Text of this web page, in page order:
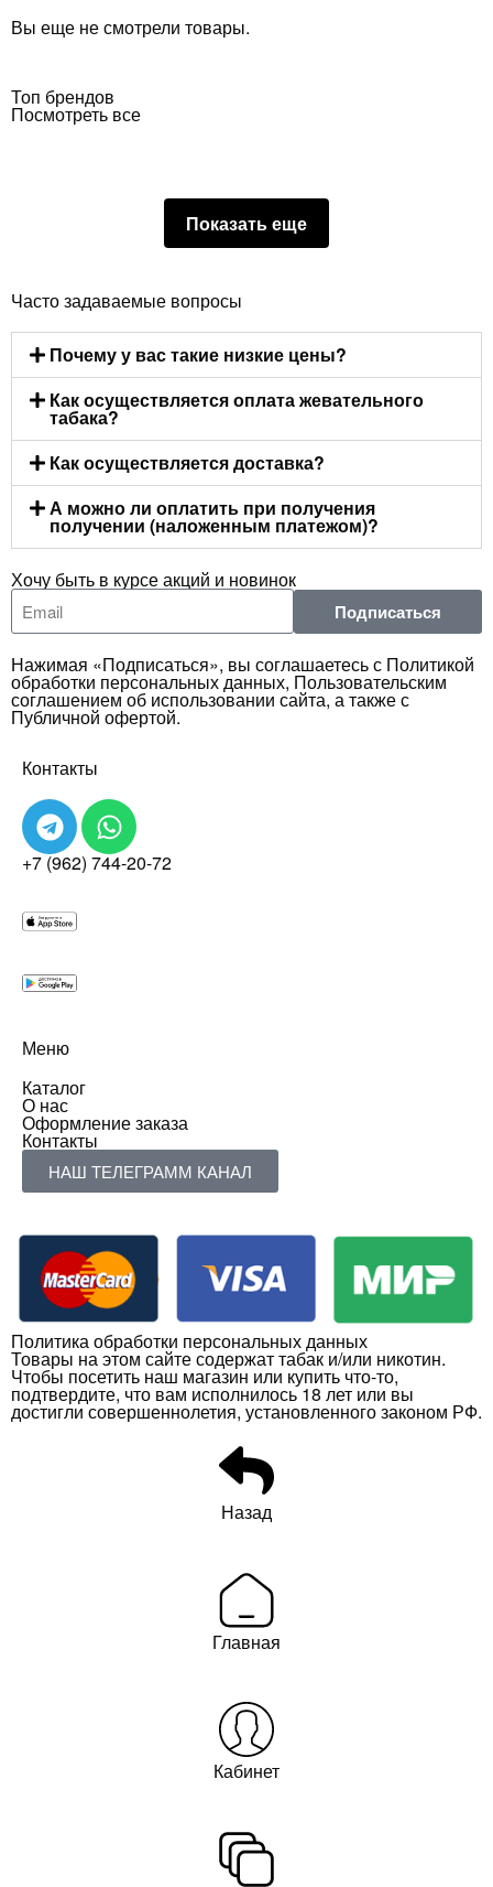
Вы еще не смотрели товары.
Топ брендов
Посмотреть все
Показать еще
Часто задаваемые вопросы
Почему у вас такие низкие цены?
Как осуществляется оплата жевательного
табака?
Как осуществляется доставка?
А можно ли оплатить при получения
получении (наложенным платежом)?
Хочу быть в курсе акций и новинок
Подписаться
Нажимая «Подписаться», вы соглашаетесь с Политикой
обработки персональных данных, Пользовательским
соглашением об использовании сайта, а также с
Публичной офертой.
Контакты
+7 (962) 744-20-72
Меню
Каталог
О нас
Оформление заказа
Контакты
НАШ ТЕЛЕГРАММ КАНАЛ
Политика обработки персональных данных
Товары на этом сайте содержат табак и/или никотин.
Чтобы посетить наш магазин или купить что-то,
подтвердите, что вам исполнилось 18 лет или вы
достигли совершеннолетия, установленного законом РФ.
Назад
Главная
Кабинет